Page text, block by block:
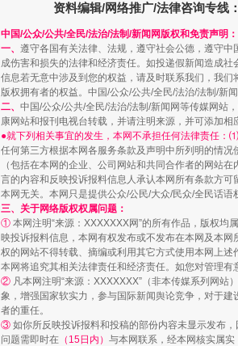
一批国家标准开始实施
以产业富民促振兴
资料编辑/网络推广/法律咨询专线：
中国/公众/公共/全民/法治/法制/新闻网版权和免责声明：
一、 遵守各国有关法律、法规，遵守社会公德，遵守
成伤害和损失的法律和经济责任。如投递假新闻造成
信息若无意中涉及到您的权益，请及时联系我们，我
版权拥有者的权益。中国/公众/公共/全民/法治/法制/新
二、 中国/公众/公共/全民/法治/法制/新闻网等传媒网站
康网站和报刊电视台转载，并请注明来源，并可添加相
●就下列相关事宜的发生，本网不承担任何法律责任：⑴
任何第三方根据本网各服务条款及声明中所列明的情况
（包括在本网的企业、公司网站和共同合作者的网站在
言的内容和反映投诉报料信息人承认本网所有条款方
本网无关。本网只是提供公众/公民/大众/民众/全民话
三、关于网络版权权属问题：
① 本网注明“来源：XXXXXXX网”的所有作品，版权
映投诉报料信息，本网有权发布或不发布在本网及本
权的网站不得转载、摘编或利用其它方式使用本网上述
本网将追究其相关法律责任和经济责任。如您对管理有
② 凡本网注明“来源：XXXXXXX”（非本传媒系列网
象，增强国家软实力，参与国际新闻舆论竞争，对于
者的重任。
③ 如你所反映投诉报料和投稿的部份内容未显示发布
问题需即时在 （15日内） 与本网联系，经本网核实属